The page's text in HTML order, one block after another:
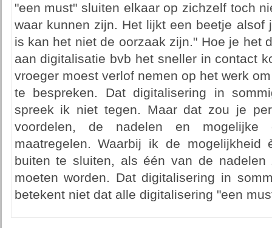
"een must" sluiten elkaar op zichzelf toch
waar kunnen zijn. Het lijkt een beetje alsof
is kan het niet de oorzaak zijn." Hoe je het
aan digitalisatie bvb het sneller in contact
vroeger moest verlof nemen op het werk
te bespreken. Dat digitalisering in
spreek ik niet tegen. Maar dat zou je
voordelen, de nadelen en mogelijke
maatregelen. Waarbij ik de
buiten te sluiten, als één van de nadelen
moeten worden. Dat digitalisering in
betekent niet dat alle digitalisering "een